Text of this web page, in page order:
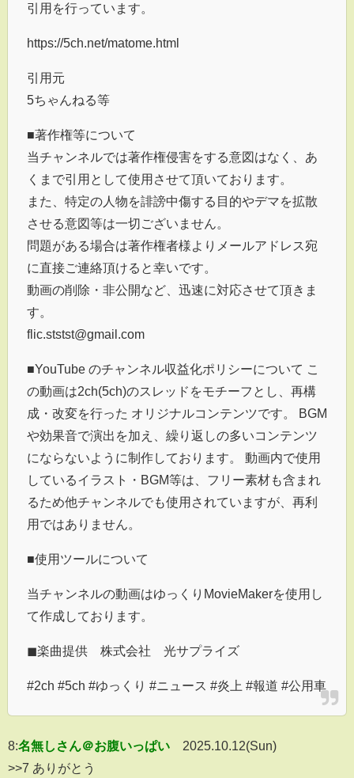
引用を行っています。
https://5ch.net/matome.html
引用元
5ちゃんねる等
■著作権等について
当チャンネルでは著作権侵害をする意図はなく、あ
くまで引用として使用させて頂いております。
また、特定の人物を誹謗中傷する目的やデマを拡散
させる意図等は一切ございません。
問題がある場合は著作権者様よりメールアドレス宛
に直接ご連絡頂けると幸いです。
動画の削除・非公開など、迅速に対応させて頂きま
す。
flic.ststst@gmail.com
■YouTube のチャンネル収益化ポリシーについて こ
の動画は2ch(5ch)のスレッドをモチーフとし、再構
成・改変を行った オリジナルコンテンツです。 BGM
や効果音で演出を加え、繰り返しの多いコンテンツ
にならないように制作しております。 動画内で使用
しているイラスト・BGM等は、フリー素材も含まれ
るため他チャンネルでも使用されていますが、再利
用ではありません。
■使用ツールについて
当チャンネルの動画はゆっくりMovieMakerを使用し
て作成しております。
◼︎楽曲提供 株式会社 光サプライズ
#2ch #5ch #ゆっくり #ニュース #炎上 #報道 #公用車
8:名無しさん＠お腹いっぱい
2025.10.12(Sun)
>>7 ありがとう